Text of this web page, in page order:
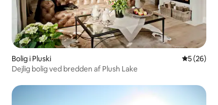
Bolig i Pluski 5 ud af 5 i
5 (26)
Dejlig bolig ved bredden af Plush Lake